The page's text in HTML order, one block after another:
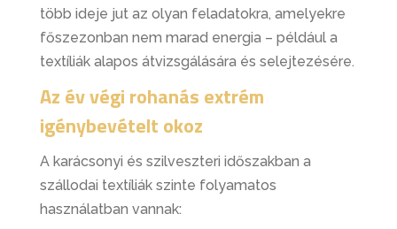
több ideje jut az olyan feladatokra, amelyekre
főszezonban nem marad energia – például a
textíliák alapos átvizsgálására és selejtezésére.
Az év végi rohanás extrém
igénybevételt okoz
A karácsonyi és szilveszteri időszakban a
szállodai textíliák szinte folyamatos
használatban vannak: